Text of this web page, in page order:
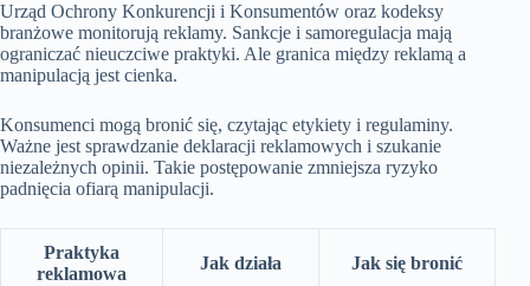
Urząd Ochrony Konkurencji i Konsumentów oraz kodeksy
branżowe monitorują reklamy. Sankcje i samoregulacja mają
ograniczać nieuczciwe praktyki. Ale granica między reklamą a
manipulacją jest cienka.
Konsumenci mogą bronić się, czytając etykiety i regulaminy.
Ważne jest sprawdzanie deklaracji reklamowych i szukanie
niezależnych opinii. Takie postępowanie zmniejsza ryzyko
padnięcia ofiarą manipulacji.
Praktyka
reklamowa
Jak działa Jak się bronić